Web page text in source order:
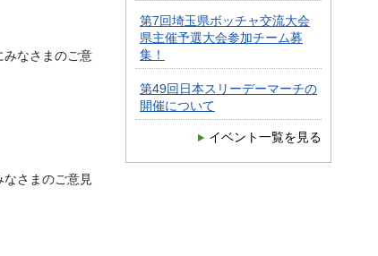
第7回埼玉県ボッチャ交流大会
県主催予選大会参加チーム募
集！
第49回日本スリーデーマーチの
開催について
イベント一覧を見る
みなさまのご意
なさまのご意見